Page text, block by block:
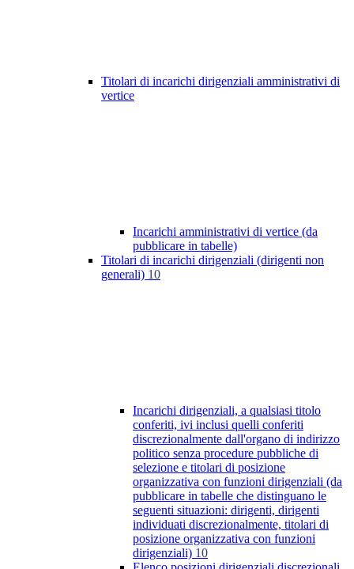
Titolari di incarichi dirigenziali amministrativi di
vertice
Incarichi amministrativi di vertice (da
pubblicare in tabelle)
Titolari di incarichi dirigenziali (dirigenti non
generali) 10
Incarichi dirigenziali, a qualsiasi titolo
conferiti, ivi inclusi quelli conferiti
discrezionalmente dall'organo di indirizzo
politico senza procedure pubbliche di
selezione e titolari di posizione
organizzativa con funzioni dirigenziali (da
pubblicare in tabelle che distinguano le
seguenti situazioni: dirigenti, dirigenti
individuati discrezionalmente, titolari di
posizione organizzativa con funzioni
dirigenziali) 10